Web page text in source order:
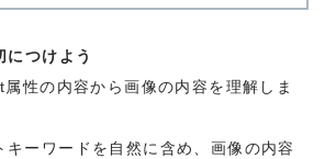
つけよう
性の内容から画像の内容を理解しま
キーワードを自然に含め、画像の内容